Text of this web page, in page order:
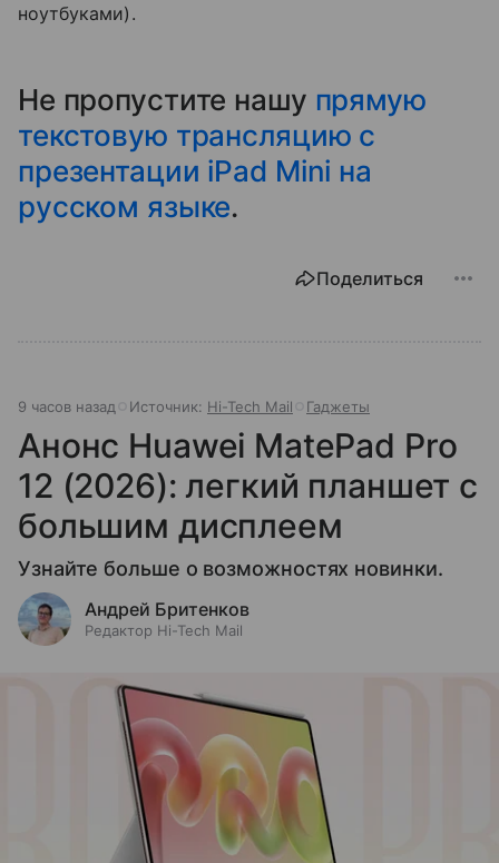
ноутбуками).
Не пропустите нашу прямую
текстовую трансляцию с
презентации iPad Mini на
русском языке.
Поделиться
9 часов назад Источник: Hi-Tech Mail Гаджеты
Анонс Huawei MatePad Pro
12 (2026): легкий планшет с
большим дисплеем
Узнайте больше о возможностях новинки.
Андрей Бритенков
Редактор Hi-Tech Mail